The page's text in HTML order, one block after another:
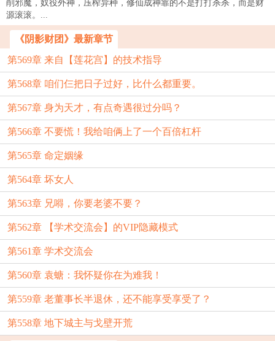
削邪魔，奴役外神，压榨异种，修仙成神靠的不是打打杀杀，而是财
源滚滚。...
《阴影财团》最新章节
第569章 来自【莲花宫】的技术指导
第568章 咱们仨把日子过好，比什么都重要。
第567章 身为天才，有点奇遇很过分吗？
第566章 不要慌！我给咱俩上了一个百倍杠杆
第565章 命定姻缘
第564章 坏女人
第563章 兄嘚，你要老婆不要？
第562章 【学术交流会】的VIP隐藏模式
第561章 学术交流会
第560章 袁螗：我怀疑你在为难我！
第559章 老董事长半退休，还不能享受享受了？
第558章 地下城主与戈壁开荒